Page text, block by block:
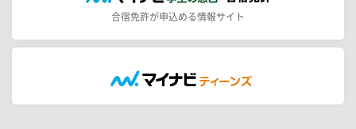
合宿免許が申込める情報サイト